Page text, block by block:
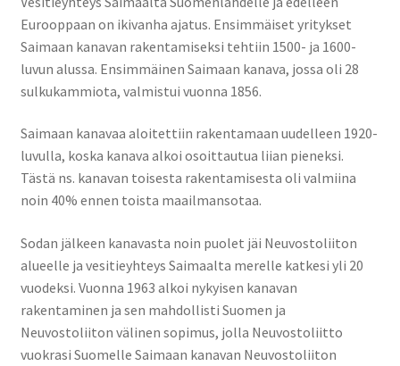
Eurooppaan on ikivanha ajatus. Ensimmäiset yritykset
Saimaan kanavan rakentamiseksi tehtiin 1500- ja 1600-
luvun alussa. Ensimmäinen Saimaan kanava, jossa oli 28
sulkukammiota, valmistui vuonna 1856.
Saimaan kanavaa aloitettiin rakentamaan uudelleen 1920-
luvulla, koska kanava alkoi osoittautua liian pieneksi.
Tästä ns. kanavan toisesta rakentamisesta oli valmiina
noin 40% ennen toista maailmansotaa.
Sodan jälkeen kanavasta noin puolet jäi Neuvostoliiton
alueelle ja vesitieyhteys Saimaalta merelle katkesi yli 20
vuodeksi. Vuonna 1963 alkoi nykyisen kanavan
rakentaminen ja sen mahdollisti Suomen ja
Neuvostoliiton välinen sopimus, jolla Neuvostoliitto
vuokrasi Suomelle Saimaan kanavan Neuvostoliiton